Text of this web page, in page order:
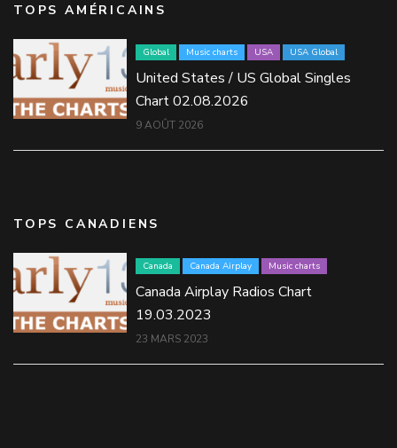
TOPS AMÉRICAINS
Global Music charts USA USA Global
United States / US Global Singles
Chart 02.08.2026
9 AOÛT 2026
TOPS CANADIENS
Canada Canada Airplay Music charts
Canada Airplay Radios Chart
19.03.2023
23 MARS 2023